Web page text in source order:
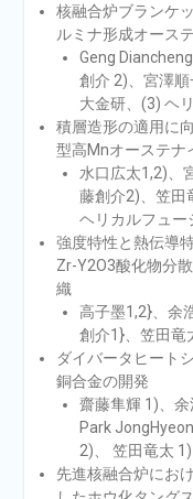
核融合炉ブランケ
ルミナ形成オース
Geng
創介 2)、宮澤
⼤⾦研、(3) ヘ
積層造形の適⽤に
型⾼Mnオーステナ
⽔⼝広太1,2)、
藤創介2)、笠⽥
ヘリカルフュー
強度特性と熱伝導
Zr-Y2O3酸化物分
織
⾼⼦墨1,2}、余
創介1}、笠⽥⻯
ダイバータヒート
銅合⾦の開発
齋藤隼輝 1)、余
Park
2)、 笠⽥⻯太
先進核融合炉にお